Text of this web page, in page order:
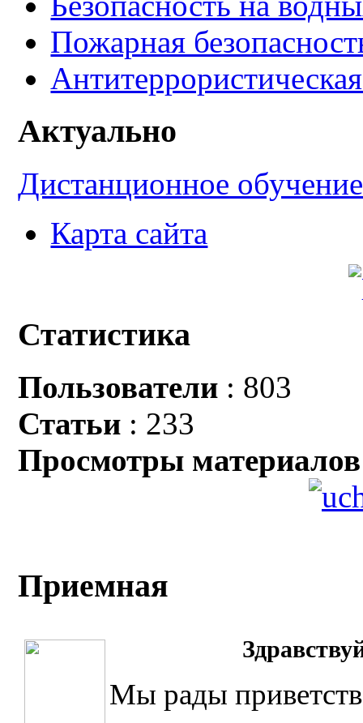
Пожарная
Актуально
Дистанционное обучение
Карта сайта
Статистика
Пользователи : 803
Статьи : 233
Просмотры материалов
Приемная
Здравст
Мы рады